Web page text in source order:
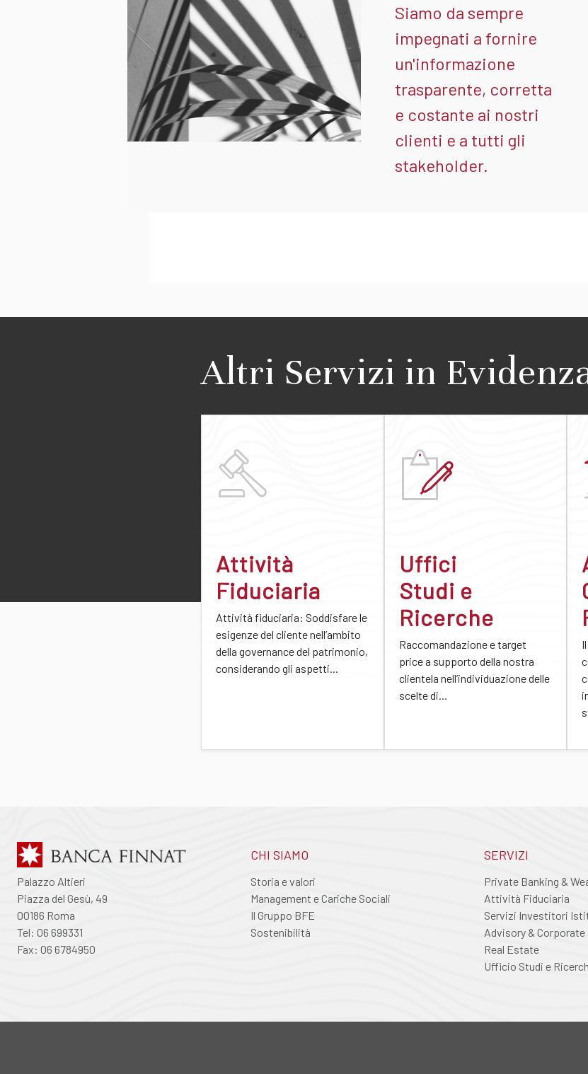
Siamo da sempre
impegnati a fornire
un'informazione
trasparente, corretta
e costante ai nostri
clienti e a tutti gli
stakeholder.
Altri Servizi in
Attività
Fiduciaria
Attività fiduciaria: Soddisfare le
esigenze del cliente nell’ambito
della governance del patrimonio,
considerando gli aspetti...
Uffici
Studi e
Ricerche
Raccomandazione e target
price a supporto della nostra
clientela nell’individuazione delle
scelte di...
Palazzo Altieri
Piazza del Gesù, 49
00186 Roma
Tel: 06 699331
Fax: 06 6784950
CHI SIAMO
Storia e valori
Management e Cariche Sociali
Il Gruppo BFE
Sostenibilità
SERVIZI
Private Banking &
Attività Fiduciaria
Servizi Investitori
Advisory & Corporate
Real Estate
Ufficio Studi e